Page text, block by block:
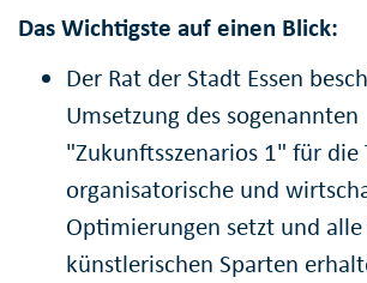
Das Wichtigste auf einen Blick:
Der Rat der Stadt Essen
Umsetzung des sogenannten
"Zukunftsszenarios 1" für die
organisatorische und
Optimierungen setzt und
künstlerischen Sparten